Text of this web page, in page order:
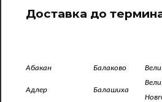
Доставка до
Абакан Балаково
Адлер Балашиха